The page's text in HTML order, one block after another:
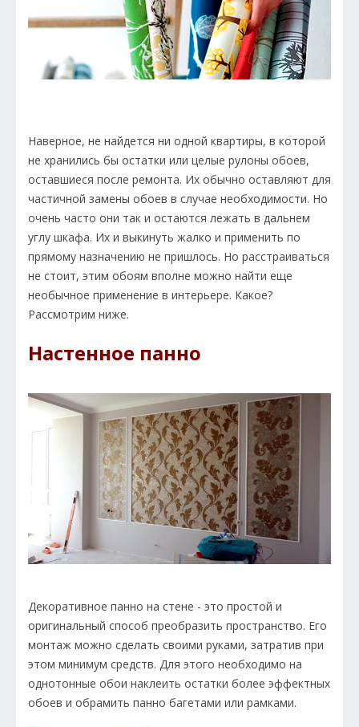
Наверное, не найдется ни одной квартиры, в которой
не хранились бы остатки или целые рулоны обоев,
оставшиеся после ремонта. Их обычно оставляют для
частичной замены обоев в случае необходимости. Но
очень часто они так и остаются лежать в дальнем
углу шкафа. Их и выкинуть жалко и применить по
прямому назначению не пришлось. Но расстраиваться
не стоит, этим обоям вполне можно найти еще
необычное применение в интерьере. Какое?
Рассмотрим ниже.
Настенное панно
Декоративное панно на стене - это простой и
оригинальный способ преобразить пространство. Его
монтаж можно сделать своими руками, затратив при
этом минимум средств. Для этого необходимо на
однотонные обои наклеить остатки более эффектных
обоев и обрамить панно багетами или рамками.